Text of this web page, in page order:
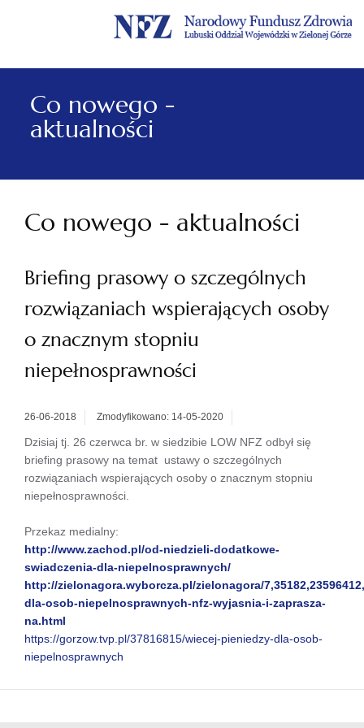
Menu
główne
Menu
lewe
Treść
główna
Szukaj
w
serwisie
Stopka
Co nowego -
aktualności
Co nowego - aktualności
Briefing prasowy o szczególnych
rozwiązaniach wspierających osoby
o znacznym stopniu
niepełnosprawności
26-06-2018 Zmodyfikowano: 14-05-2020
Dzisiaj tj. 26 czerwca br. w siedzibie LOW NFZ odbył się
briefing prasowy na temat ustawy o szczególnych
rozwiązaniach wspierających osoby o znacznym stopniu
niepełnosprawności.
Przekaz medialny:
http://www.zachod.pl/od-niedzieli-dodatkowe-
swiadczenia-dla-niepelnosprawnych/
http://zielonagora.wyborcza.pl/zielonagora/
dla-osob-niepelnosprawnych-nfz-wyjasnia-i-zaprasza-
na.html
https://gorzow.tvp.pl/37816815/wiecej-pieniedzy-dla-osob-
niepelnosprawnych